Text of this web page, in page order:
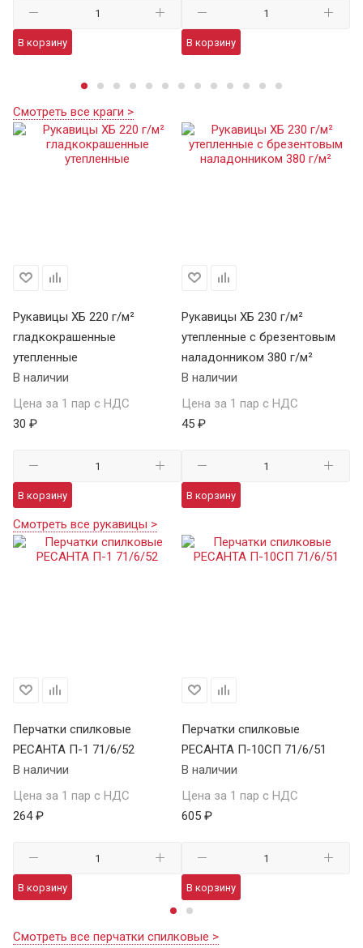
В корзину В корзину
Смотреть все краги >
Рукавицы ХБ 220 г/м²
гладкокрашенные
утепленные
В наличии
Цена за 1 пар с НДС
30 ₽
В корзину
Рукавицы ХБ 230 г/м²
утепленные с брезентовым
наладонником 380 г/м²
В наличии
Цена за 1 пар с НДС
45 ₽
В корзину
Смотреть все рукавицы >
Перчатки спилковые
РЕСАНТА П-1 71/6/52
В наличии
Цена за 1 пар с НДС
264 ₽
В корзину
Перчатки спилковые
РЕСАНТА П-10СП 71/6/51
В наличии
Цена за 1 пар с НДС
605 ₽
В корзину
Смотреть все перчатки спилковые >